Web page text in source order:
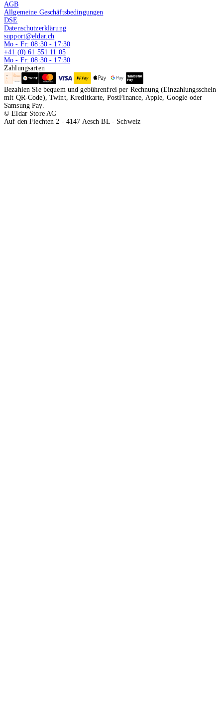
AGB
Allgemeine Geschäftsbedingungen
DSE
Datenschutzerklärung
support@eldar.ch
Mo - Fr: 08:30 - 17:30
+41 (0) 61 551 11 05
Mo - Fr: 08:30 - 17:30
Zahlungsarten
Bezahlen Sie bequem und gebührenfrei per Rechnung (Einzahlungsschein
mit QR-Code), Twint, Kreditkarte, PostFinance, Apple, Google oder
Samsung Pay.
© Eldar Store AG
Auf den Fiechten 2 - 4147 Aesch BL - Schweiz